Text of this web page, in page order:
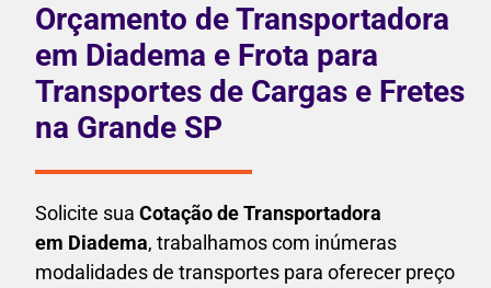
Orçamento de Transportadora
em Diadema e Frota para
Transportes de Cargas e Fretes
na Grande SP
Solicite sua Cotação de Transportadora
em Diadema, trabalhamos com inúmeras
modalidades de transportes para oferecer preço